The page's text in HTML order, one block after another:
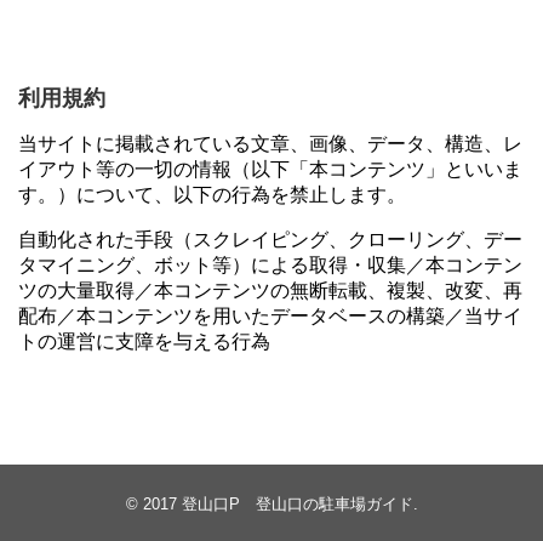
利用規約
当サイトに掲載されている文章、画像、データ、構造、レ
イアウト等の一切の情報（以下「本コンテンツ」といいま
す。）について、以下の行為を禁止します。
自動化された手段（スクレイピング、クローリング、デー
タマイニング、ボット等）による取得・収集／本コンテン
ツの大量取得／本コンテンツの無断転載、複製、改変、再
配布／本コンテンツを用いたデータベースの構築／当サイ
トの運営に支障を与える行為
© 2017 登山口P 登山口の駐車場ガイド